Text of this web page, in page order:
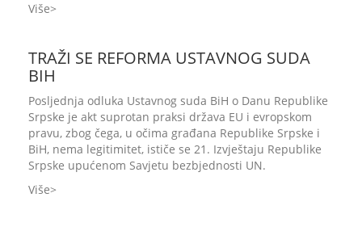
Više
TRAŽI SE REFORMA USTAVNOG SUDA
BIH
Posljednja odluka Ustavnog suda BiH o Danu Republike
Srpske je akt suprotan praksi država EU i evropskom
pravu, zbog čega, u očima građana Republike Srpske i
BiH, nema legitimitet, ističe se 21. Izvještaju Republike
Srpske upućenom Savjetu bezbjednosti UN.
Više